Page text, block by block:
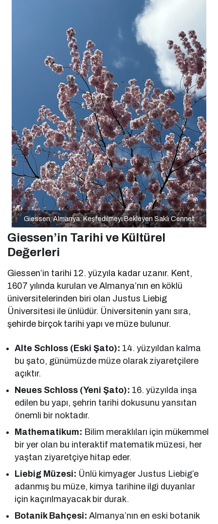
Giessen, Almanya: Keşfedilmeyi Bekleyen Saklı Cennet
Giessen’in Tarihi ve Kültürel
Değerleri
Giessen’in tarihi 12. yüzyıla kadar uzanır. Kent,
1607 yılında kurulan ve Almanya’nın en köklü
üniversitelerinden biri olan Justus Liebig
Üniversitesi ile ünlüdür. Üniversitenin yanı sıra,
şehirde birçok tarihi yapı ve müze bulunur.
Alte Schloss (Eski Şato): 14. yüzyıldan kalma
bu şato, günümüzde müze olarak ziyaretçilere
açıktır.
Neues Schloss (Yeni Şato): 16. yüzyılda inşa
edilen bu yapı, şehrin tarihi dokusunu yansıtan
önemli bir noktadır.
Mathematikum: Bilim meraklıları için mükemmel
bir yer olan bu interaktif matematik müzesi, her
yaştan ziyaretçiye hitap eder.
Liebig Müzesi: Ünlü kimyager Justus Liebig’e
adanmış bu müze, kimya tarihine ilgi duyanlar
için kaçırılmayacak bir durak.
Botanik Bahçesi: Almanya’nın en eski botanik